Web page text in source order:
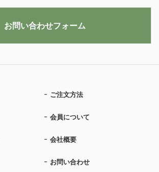
ご注文方法
会員について
会社概要
お問い合わせ
お問い合わせフォーム